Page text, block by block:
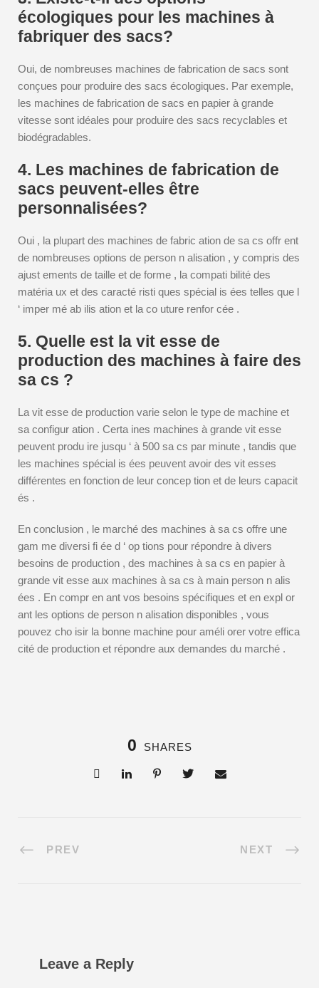
écologiques pour les machines à
fabriquer des sacs?
Oui, de nombreuses machines de fabrication de sacs sont
conçues pour produire des sacs écologiques. Par exemple,
les machines de fabrication de sacs en papier à grande
vitesse sont idéales pour produire des sacs recyclables et
biodégradables.
4. Les machines de fabrication de
sacs peuvent-elles être
personnalisées?
Oui , la plupart des machines de fabric ation de sa cs offr ent
de nombreuses options de person n alisation , y compris des
ajust ements de taille et de forme , la compati bilité des
matéria ux et des caracté risti ques spécial is ées telles que l
‘ imper mé ab ilis ation et la co uture renfor cée .
5. Quelle est la vit esse de
production des machines à faire des
sa cs ?
La vit esse de production varie selon le type de machine et
sa configur ation . Certa ines machines à grande vit esse
peuvent produ ire jusqu ‘ à 500 sa cs par minute , tandis que
les machines spécial is ées peuvent avoir des vit esses
différentes en fonction de leur concep tion et de leurs capacit
és .
En conclusion , le marché des machines à sa cs offre une
gam me diversi fi ée d ‘ op tions pour répondre à divers
besoins de production , des machines à sa cs en papier à
grande vit esse aux machines à sa cs à main person n alis
ées . En compr en ant vos besoins spécifiques et en expl or
ant les options de person n alisation disponibles , vous
pouvez cho isir la bonne machine pour améli orer votre effica
cité de production et répondre aux demandes du marché .
0 SHARES
PREV NEXT
Leave a Reply